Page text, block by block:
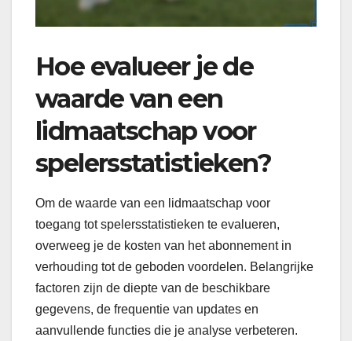
Hoe evalueer je de
waarde van een
lidmaatschap voor
spelersstatistieken?
Om de waarde van een lidmaatschap voor
toegang tot spelersstatistieken te evalueren,
overweeg je de kosten van het abonnement in
verhouding tot de geboden voordelen. Belangrijke
factoren zijn de diepte van de beschikbare
gegevens, de frequentie van updates en
aanvullende functies die je analyse verbeteren.